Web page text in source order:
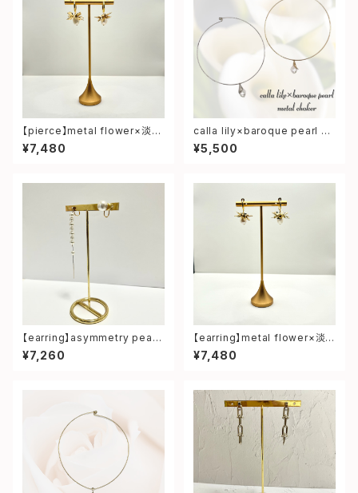
【pierce】metal flower×淡水
パール pierce
¥7,480
calla lily×baroque pearl m
etal choker
¥5,500
【earring】asymmetry pearl
earring
¥7,260
【earring】metal flower×淡
水パール earring
¥7,480